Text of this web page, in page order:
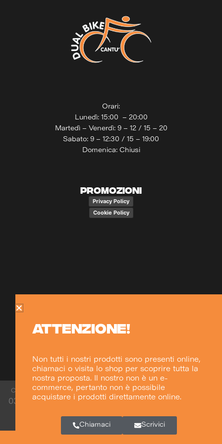
Orari:
Lunedì: 15:00 – 20:00
Martedì – Venerdì: 9 – 12 / 15 – 20
Sabato: 9 – 12:30 / 15 – 19:00
Domenica: Chiusi
PROMOZIONI
Privacy Policy
Cookie Policy
CFC SNC DI CORTI GIUSEPPE, FRANCHI ALESSANDRO & C. –
03500130137– CANTÙ (CO) VIA G.DA CERMENATE
ATTENZIONE!
Non tutti i nostri prodotti sono presenti online,
chiamaci o visita lo shop per scoprire tutta la
nostra proposta. Il nostro non è un e-
commerce, pertanto non è possibile
acquistare i prodotti direttamente online.
Chiamaci Scrivici